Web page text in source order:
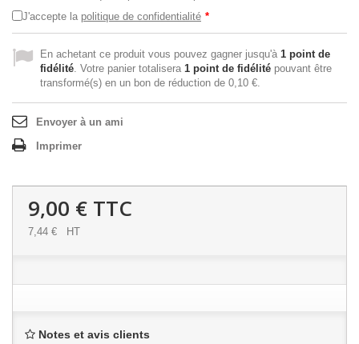
J'accepte la politique de confidentialité *
En achetant ce produit vous pouvez gagner jusqu'à 1 point de
fidélité. Votre panier totalisera 1 point de fidélité pouvant être
transformé(s) en un bon de réduction de 0,10 €.
Envoyer à un ami
Imprimer
9,00 € TTC
7,44 € HT
Notes et avis clients